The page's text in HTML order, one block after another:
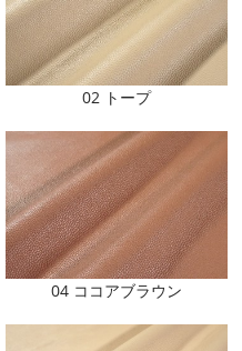
02 トープ
04 ココアブラウン